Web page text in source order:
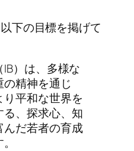
下の目標を掲げて
）は、多様な
精神を通じ
平和な世界を
、探求心、知
だ若者の育成